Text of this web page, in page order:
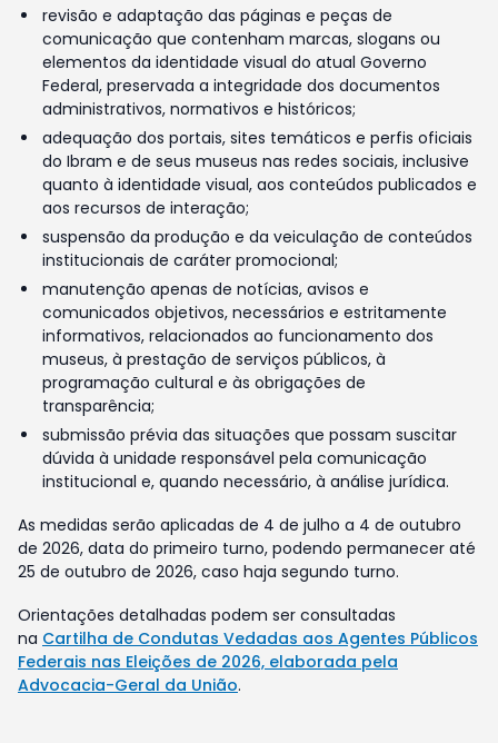
revisão e adaptação das páginas e peças de
comunicação que contenham marcas, slogans ou
elementos da identidade visual do atual Governo
Federal, preservada a integridade dos documentos
administrativos, normativos e históricos;
adequação dos portais, sites temáticos e perfis oficiais
do Ibram e de seus museus nas redes sociais, inclusive
quanto à identidade visual, aos conteúdos publicados e
aos recursos de interação;
suspensão da produção e da veiculação de conteúdos
institucionais de caráter promocional;
manutenção apenas de notícias, avisos e
comunicados objetivos, necessários e estritamente
informativos, relacionados ao funcionamento dos
museus, à prestação de serviços públicos, à
programação cultural e às obrigações de
transparência;
submissão prévia das situações que possam suscitar
dúvida à unidade responsável pela comunicação
institucional e, quando necessário, à análise jurídica.
As medidas serão aplicadas de 4 de julho a 4 de outubro
de 2026, data do primeiro turno, podendo permanecer até
25 de outubro de 2026, caso haja segundo turno.
Orientações detalhadas podem ser consultadas
na Cartilha de Condutas Vedadas aos Agentes Públicos
Federais nas Eleições de 2026, elaborada pela
Advocacia-Geral da União.